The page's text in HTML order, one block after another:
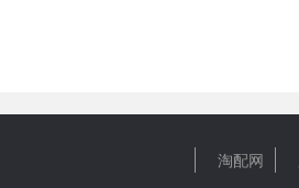
淘配网